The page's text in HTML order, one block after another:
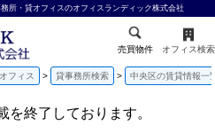
所・貸オフィスのオフィスランディック株式会社
売買物件 オフィス検索
フィス 貸事務所検索 中央区の賃貸情報一
を終了しております。